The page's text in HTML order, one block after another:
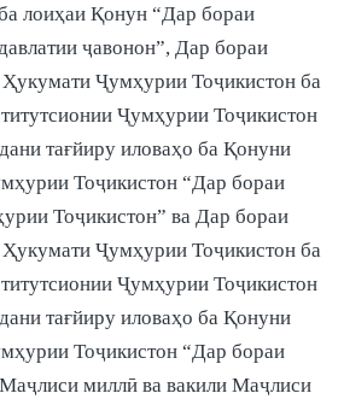
лоиҳаи Қонун “Дар бораи
ҷавонон”, Дар бораи
Ҷумҳурии Тоҷикистон ба
Ҷумҳурии Тоҷикистон
тағйиру иловаҳо ба Қонуни
Тоҷикистон “Дар бораи
Тоҷикистон” ва Дар бораи
Ҷумҳурии Тоҷикистон ба
Ҷумҳурии Тоҷикистон
тағйиру иловаҳо ба Қонуни
Тоҷикистон “Дар бораи
миллӣ ва вакили Маҷлиси